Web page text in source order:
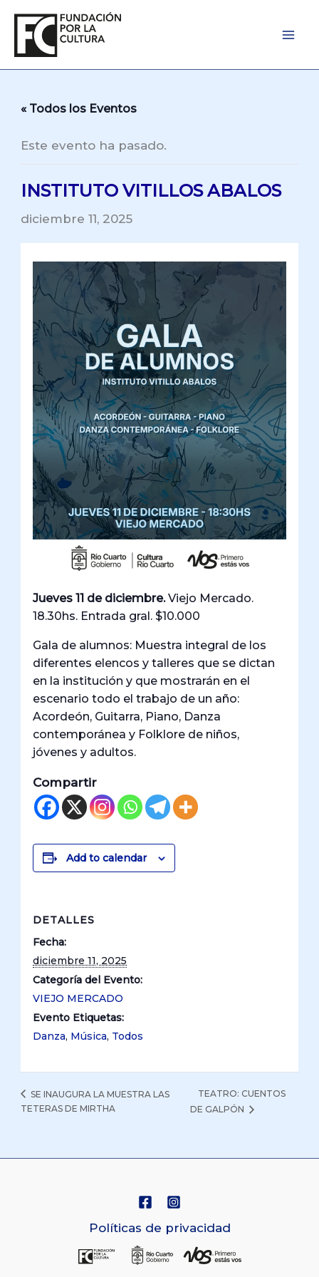
contenido
« Todos los Eventos
Este evento ha pasado.
INSTITUTO VITILLOS ABALOS
diciembre 11, 2025
Jueves 11 de diciembre.Viejo Mercado.
18.30hs. Entrada gral. $10.000
Gala de alumnos: Muestra integral de los
diferentes elencos y talleres que se dictan
en la institución y que mostrarán en el
escenario todo el trabajo de un año:
Acordeón, Guitarra, Piano, Danza
contemporánea y Folklore de niños,
jóvenes y adultos.
Compartir
Add to calendar
DETALLES
Fecha:
diciembre 11, 2025
Categoría del Evento:
VIEJO MERCADO
Evento Etiquetas:
Danza, Música, Todos
SE INAUGURA LA MUESTRA LAS
TETERAS DE MIRTHA
TEATRO: CUENTOS
DE GALPÓN
Políticas de privacidad